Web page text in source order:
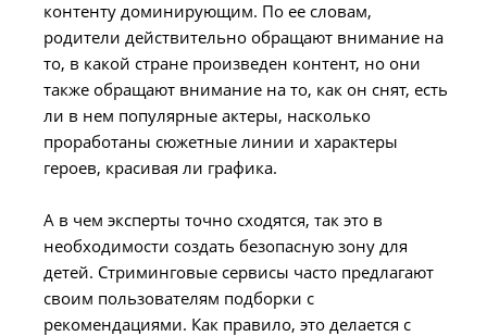
контенту доминирующим. По ее словам,
родители действительно обращают внимание на
то, в какой стране произведен контент, но они
также обращают внимание на то, как он снят, есть
ли в нем популярные актеры, насколько
проработаны сюжетные линии и характеры
героев, красивая ли графика.
А в чем эксперты точно сходятся, так это в
необходимости создать безопасную зону для
детей. Стриминговые сервисы часто предлагают
своим пользователям подборки с
рекомендациями. Как правило, это делается с